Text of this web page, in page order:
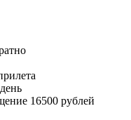
16500 рублей